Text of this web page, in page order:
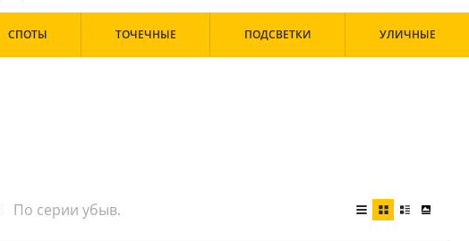
СПОТЫ ТОЧЕЧНЫЕ ПОДСВЕТКИ УЛИЧНЫЕ